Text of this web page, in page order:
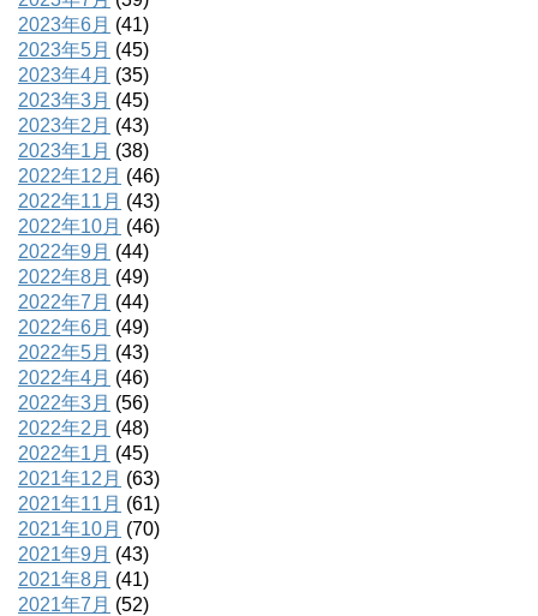
2023年6月 (41)
2023年5月 (45)
2023年4月 (35)
2023年3月 (45)
2023年2月 (43)
2023年1月 (38)
2022年12月 (46)
2022年11月 (43)
2022年10月 (46)
2022年9月 (44)
2022年8月 (49)
2022年7月 (44)
2022年6月 (49)
2022年5月 (43)
2022年4月 (46)
2022年3月 (56)
2022年2月 (48)
2022年1月 (45)
2021年12月 (63)
2021年11月 (61)
2021年10月 (70)
2021年9月 (43)
2021年8月 (41)
2021年7月 (52)